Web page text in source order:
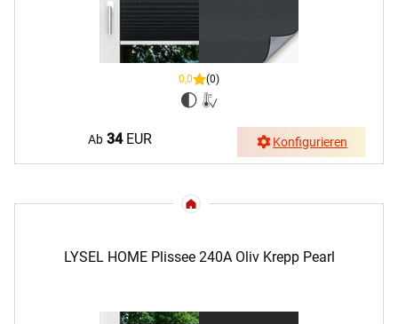
0,0 (0)
Ab 34EUR Konfigurieren
LYSEL HOME Plissee 240A Oliv Krepp Pearl